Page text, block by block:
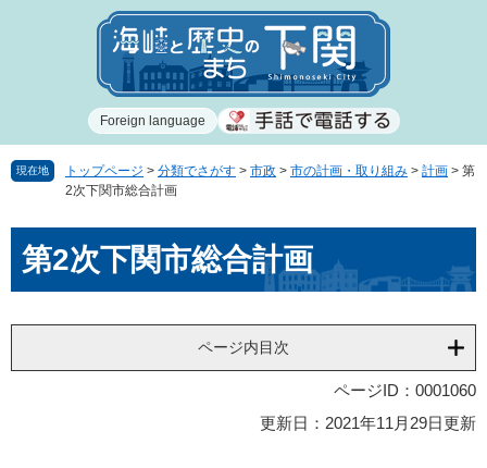
で
ば
Foreign language
現在地 トップページ > 分類でさがす > 市政 > 市の計画・取り組み > 計画 > 第
2次下関市総合計画
文第2次下関市総合計画
ページ内目次
ページID：0001060
更新日：2021年11月29日更新